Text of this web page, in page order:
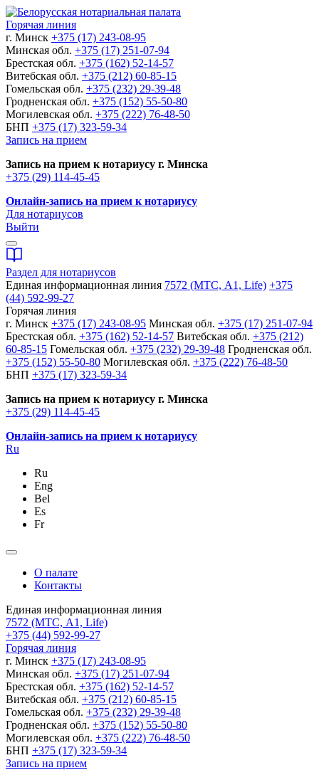
Горячая линия
г. Минск +375 (17) 243-08-95
Минская обл. +375 (17) 251-07-94
Брестская обл. +375 (162) 52-14-57
Витебская обл. +375 (212) 60-85-15
Гомельская обл. +375 (232) 29-39-48
Гродненская обл. +375 (152) 55-50-80
Могилевская обл. +375 (222) 76-48-50
БНП +375 (17) 323-59-34
Запись на прием
Запись на прием к нотариусу г. Минска
+375 (29) 114-45-45
Онлайн-запись на прием к нотариусу
Для нотариусов
Выйти
Раздел для нотариусов
Единая информационная линия 7572 (МТС, A1, Life) +375
(44) 592-99-27
Горячая линия
г. Минск +375 (17) 243-08-95 Минская обл. +375 (17) 251-07-94
Брестская обл. +375 (162) 52-14-57 Витебская обл. +375 (212)
60-85-15 Гомельская обл. +375 (232) 29-39-48 Гродненская обл.
+375 (152) 55-50-80 Могилевская обл. +375 (222) 76-48-50
БНП +375 (17) 323-59-34
Запись на прием к нотариусу г. Минска
+375 (29) 114-45-45
Онлайн-запись на прием к нотариусу
Ru
Ru
Eng
Bel
Es
Fr
О палате
Контакты
Единая информационная линия
7572 (МТС, A1, Life)
+375 (44) 592-99-27
Горячая линия
г. Минск +375 (17) 243-08-95
Минская обл. +375 (17) 251-07-94
Брестская обл. +375 (162) 52-14-57
Витебская обл. +375 (212) 60-85-15
Гомельская обл. +375 (232) 29-39-48
Гродненская обл. +375 (152) 55-50-80
Могилевская обл. +375 (222) 76-48-50
БНП +375 (17) 323-59-34
Запись на прием